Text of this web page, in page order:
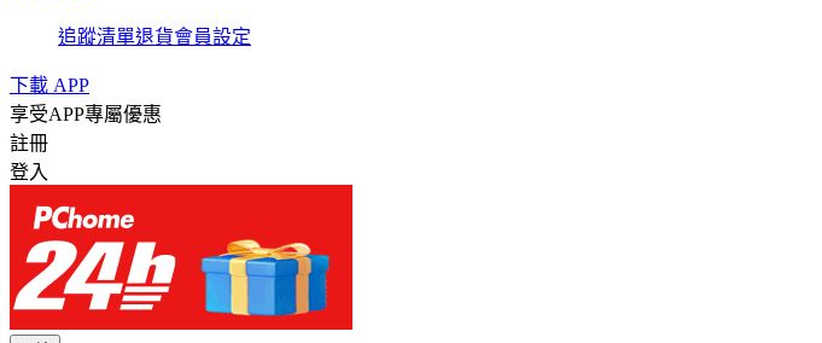
追蹤清單退貨會員設定
下載 APP
享受APP專屬優惠
註冊
登入